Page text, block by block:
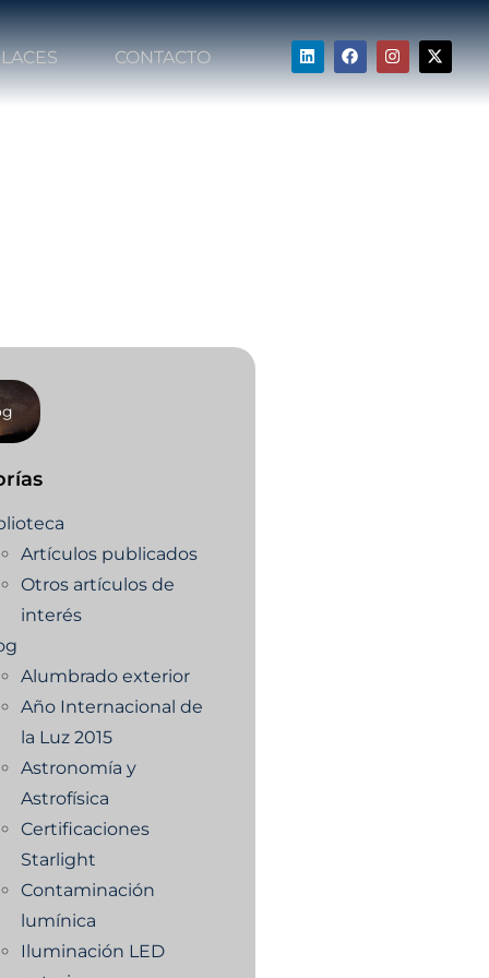
CONTACTO
Artículos publicados
Otros artículos de
interés
Alumbrado exterior
Año Internacional de
la Luz 2015
Astronomía y
Astrofísica
Certificaciones
Starlight
Contaminación
lumínica
Iluminación LED